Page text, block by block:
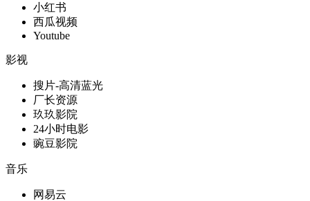
小红书
西瓜视频
Youtube
影视
搜片-高清蓝光
厂长资源
玖玖影院
24小时电影
豌豆影院
音乐
网易云